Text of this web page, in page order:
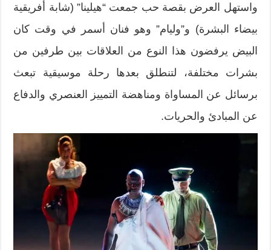
واستهل العرض بقصة حب جمعت “هيلينا” (شابة أفريقية
بيضاء البشرة) و”وليام” وهو فنان أسمر في وقت كان
البيض يرفضون هذا النوع من العلاقات بين طرفين من
بشرات مختلفة، لتنطلق بعدها رحلة موسيقية تبعث
برسائل عن المساواة ومناهضة التمييز العنصري والدفاع
عن المبادئ والحريات.